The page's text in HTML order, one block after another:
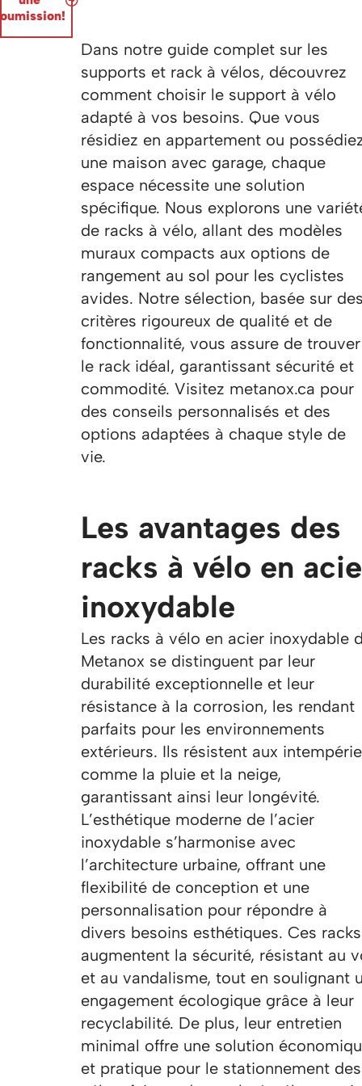
Dans notre guide complet sur les
supports et rack à vélos, découvrez
comment choisir le support à vélo
adapté à vos besoins. Que vous
résidiez en appartement ou
une maison avec garage, chaque
espace nécessite une solution
spécifique. Nous explorons une
de racks à vélo, allant des modèles
muraux compacts aux options de
rangement au sol pour les cyclistes
avides. Notre sélection, basée sur
critères rigoureux de qualité et de
fonctionnalité, vous assure de trouver
le rack idéal, garantissant sécurité et
commodité. Visitez metanox.ca pour
des conseils personnalisés et des
options adaptées à chaque style de
vie.
Les avantages des
racks à vélo en
inoxydable
Les racks à vélo en acier inoxydable
Metanox se distinguent par leur
durabilité exceptionnelle et leur
résistance à la corrosion, les rendant
parfaits pour les environnements
extérieurs. Ils résistent aux
comme la pluie et la neige,
garantissant ainsi leur longévité.
L’esthétique moderne de l’acier
inoxydable s’harmonise avec
l’architecture urbaine, offrant une
flexibilité de conception et une
personnalisation pour répondre à
divers besoins esthétiques. Ces racks
augmentent la sécurité, résistant au
et au vandalisme, tout en soulignant
engagement écologique grâce à leur
recyclabilité. De plus, leur entretien
minimal offre une solution
et pratique pour le stationnement des